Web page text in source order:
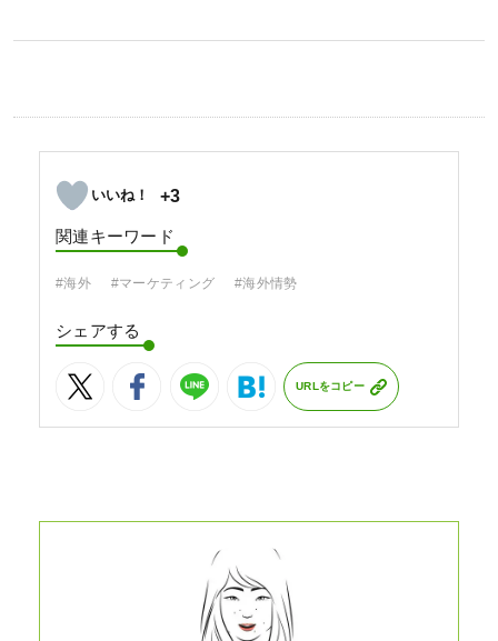
+3
関連キーワード
#海外 #マーケティング #海外情勢
シェアする
URLをコピー